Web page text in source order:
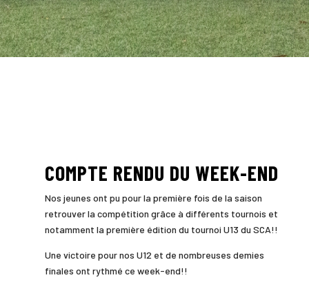
COMPTE RENDU DU WEEK-END
Nos jeunes ont pu pour la première fois de la saison
retrouver la compétition grâce à différents tournois et
notamment la première édition du tournoi U13 du SCA!!
Une victoire pour nos U12 et de nombreuses demies
finales ont rythmé ce week-end!!